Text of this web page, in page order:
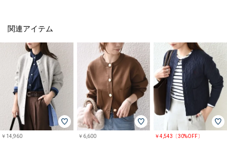
関連アイテム
￥14,960 ￥6,600 ￥4,543〔30%OFF〕